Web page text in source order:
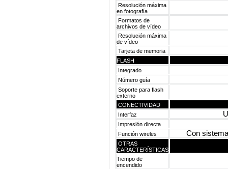
Resolución máxima
en fotografía
Formatos de
archivos de vídeo
Resolución máxima
de vídeo
Tarjeta de memoria
FLASH
Integrado
Número guía
Soporte para flash
externo
CONECTIVIDAD
Interfaz
Impresión directa
Función wireles
Con
OTRAS
CARACTERÍSTICAS
Tiempo de
encendido